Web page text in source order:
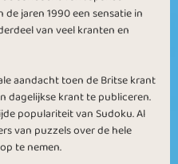
jaren 1990 een sensatie in
van veel kranten en
aandacht toen de Britse krant
dagelijkse krant te publiceren.
populariteit van Sudoku. Al
van puzzels over de hele
te nemen.